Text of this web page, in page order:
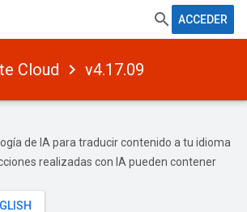
ACCEDER
Cloud v4.17.09
de IA para traducir contenido a tu idioma
realizadas con IA pueden contener